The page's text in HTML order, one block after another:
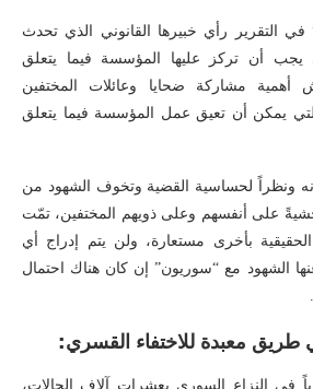
التقرير رأي خبيرها القانوني الذي تحدث
يجب أن تركز عليها المؤسسة فيما يتعلق
أهمية مشاركة ضحايا وعائلات المختفين
التي يمكن أن تعيق عمل المؤسسة فيما يتعلق
ونظراً لحساسية القضية وتخوف الشهود من
على أنفسهم وعلى ذويهم المختفين، تمّت
بأخرى مستعارة، ولن يتم إدراج أي
الشهود مع “سوريون” إن كان هناك احتمال
طريق معبدة للاختفاء القسري:
في النزاع السوري بعشرات آلاف الحالات،